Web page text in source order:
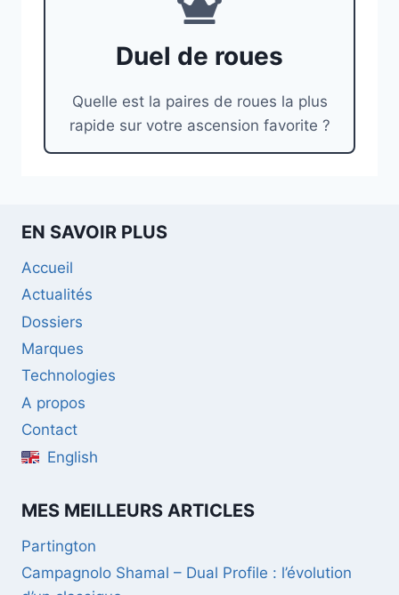
Duel de roues
Quelle est la paires de roues la plus
rapide sur votre ascension favorite ?
EN SAVOIR PLUS
Accueil
Actualités
Dossiers
Marques
Technologies
A propos
Contact
English
MES MEILLEURS ARTICLES
Partington
Campagnolo Shamal – Dual Profile : l’évolution